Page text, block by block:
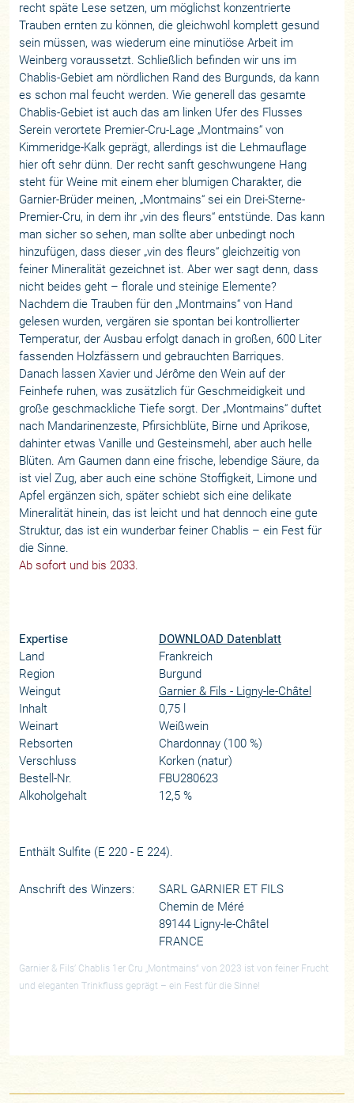
recht späte Lese setzen, um möglichst konzentrierte
Trauben ernten zu können, die gleichwohl komplett gesund
sein müssen, was wiederum eine minutiöse Arbeit im
Weinberg voraussetzt. Schließlich befinden wir uns im
Chablis-Gebiet am nördlichen Rand des Burgunds, da kann
es schon mal feucht werden. Wie generell das gesamte
Chablis-Gebiet ist auch das am linken Ufer des Flusses
Serein verortete Premier-Cru-Lage „Montmains“ von
Kimmeridge-Kalk geprägt, allerdings ist die Lehmauflage
hier oft sehr dünn. Der recht sanft geschwungene Hang
steht für Weine mit einem eher blumigen Charakter, die
Garnier-Brüder meinen, „Montmains“ sei ein Drei-Sterne-
Premier-Cru, in dem ihr „vin des fleurs“ entstünde. Das kann
man sicher so sehen, man sollte aber unbedingt noch
hinzufügen, dass dieser „vin des fleurs“ gleichzeitig von
feiner Mineralität gezeichnet ist. Aber wer sagt denn, dass
nicht beides geht – florale und steinige Elemente?
Nachdem die Trauben für den „Montmains“ von Hand
gelesen wurden, vergären sie spontan bei kontrollierter
Temperatur, der Ausbau erfolgt danach in großen, 600 Liter
fassenden Holzfässern und gebrauchten Barriques.
Danach lassen Xavier und Jérôme den Wein auf der
Feinhefe ruhen, was zusätzlich für Geschmeidigkeit und
große geschmackliche Tiefe sorgt. Der „Montmains“ duftet
nach Mandarinenzeste, Pfirsichblüte, Birne und Aprikose,
dahinter etwas Vanille und Gesteinsmehl, aber auch helle
Blüten. Am Gaumen dann eine frische, lebendige Säure, da
ist viel Zug, aber auch eine schöne Stoffigkeit, Limone und
Apfel ergänzen sich, später schiebt sich eine delikate
Mineralität hinein, das ist leicht und hat dennoch eine gute
Struktur, das ist ein wunderbar feiner Chablis – ein Fest für
die Sinne.
Ab sofort und bis 2033.
Expertise
DOWNLOAD Datenblatt
Land
Frankreich
Region
Burgund
Weingut
Garnier & Fils - Ligny-le-Châtel
Inhalt
0,75 l
Weinart
Weißwein
Rebsorten
Chardonnay (100 %)
Verschluss
Korken (natur)
Bestell-Nr.
FBU280623
Alkoholgehalt
12,5 %
Enthält Sulfite (E 220 - E 224).
Anschrift des Winzers:
SARL GARNIER ET FILS
Chemin de Méré
89144 Ligny-le-Châtel
FRANCE
Garnier & Fils’ Chablis 1er Cru „Montmains“ von 2023 ist von feiner Frucht
und eleganten Trinkfluss geprägt – ein Fest für die Sinne!